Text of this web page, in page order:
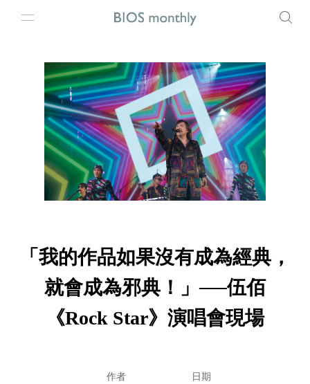
「我的作品如果沒有成為經典，
就會成為邪典！」──伍佰
《Rock Star》演唱會現場
作者 日期